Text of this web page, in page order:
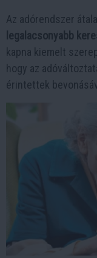
Az adórendszer
legalacsonyabb
kapna kiemelt
hogy az
érintettek